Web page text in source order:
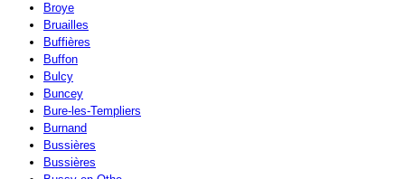
Broye
Bruailles
Buffières
Buffon
Bulcy
Buncey
Bure-les-Templiers
Burnand
Bussières
Bussières